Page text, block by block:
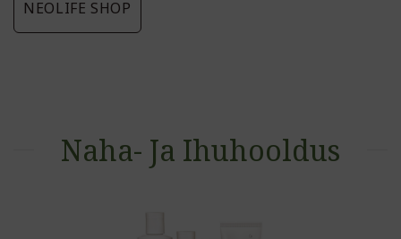
NEOLIFE SHOP
Naha- Ja Ihuhooldus